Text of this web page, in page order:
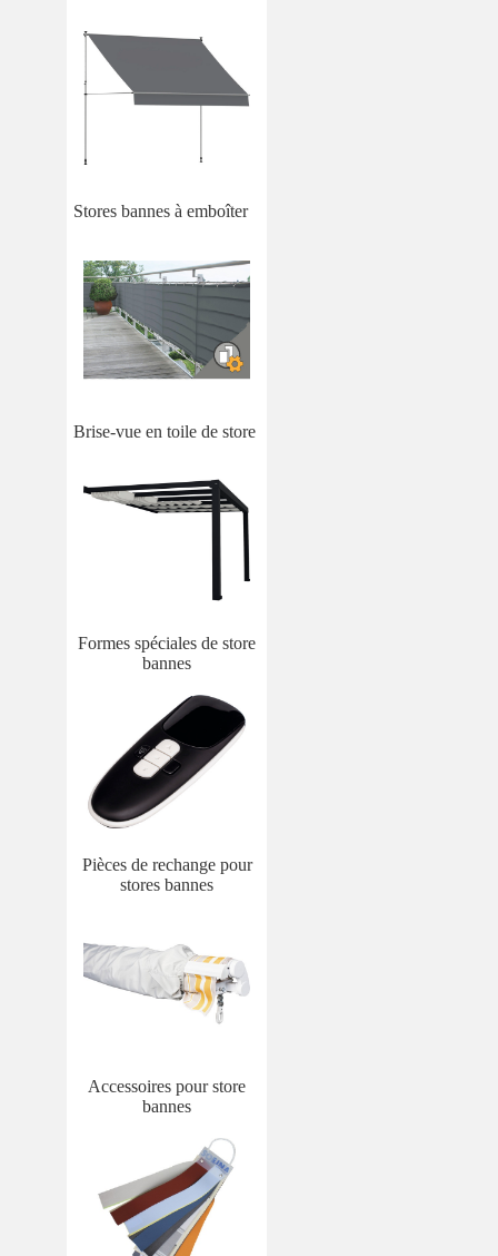
Stores bannes à emboîter
Brise-vue en toile de store
Formes spéciales de store
bannes
Pièces de rechange pour
stores bannes
Accessoires pour store
bannes